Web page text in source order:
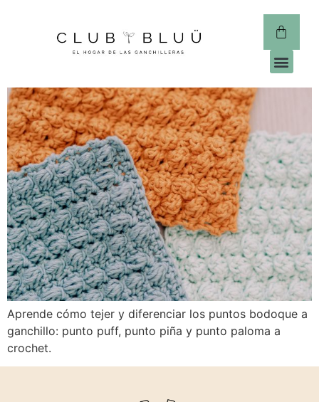
Aprende cómo tejer y diferenciar los puntos bodoque a
ganchillo: punto puff, punto piña y punto paloma a
crochet.